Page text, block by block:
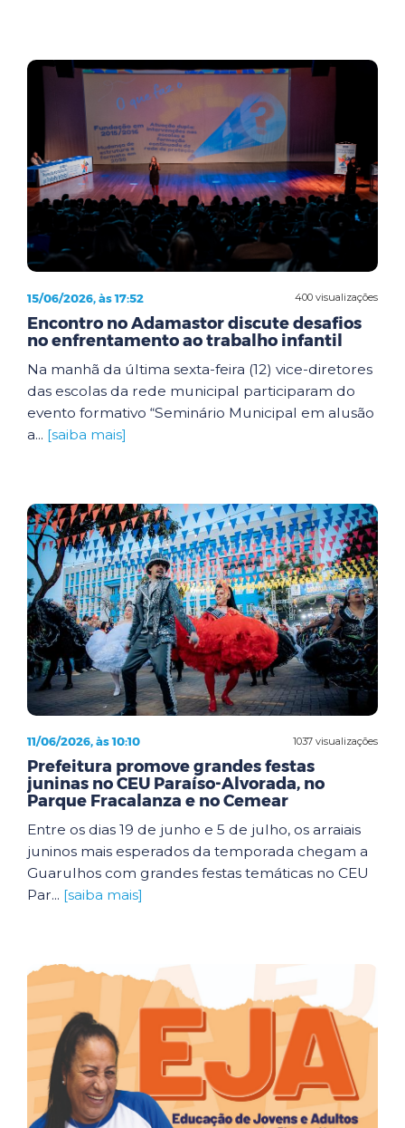
400 visualizações
15/06/2026, às 17:52
Encontro no Adamastor discute desafios
no enfrentamento ao trabalho infantil
Na manhã da última sexta-feira (12) vice-diretores
das escolas da rede municipal participaram do
evento formativo “Seminário Municipal em alusão
a... [saiba mais]
1037 visualizações
11/06/2026, às 10:10
Prefeitura promove grandes festas
juninas no CEU Paraíso-Alvorada, no
Parque Fracalanza e no Cemear
Entre os dias 19 de junho e 5 de julho, os arraiais
juninos mais esperados da temporada chegam a
Guarulhos com grandes festas temáticas no CEU
Par... [saiba mais]